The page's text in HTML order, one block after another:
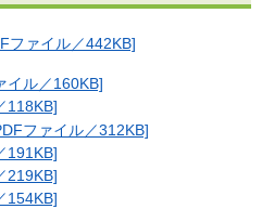
ファイル／442KB]
イル／160KB]
118KB]
ファイル／312KB]
191KB]
219KB]
154KB]